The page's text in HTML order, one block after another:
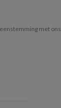
met ons